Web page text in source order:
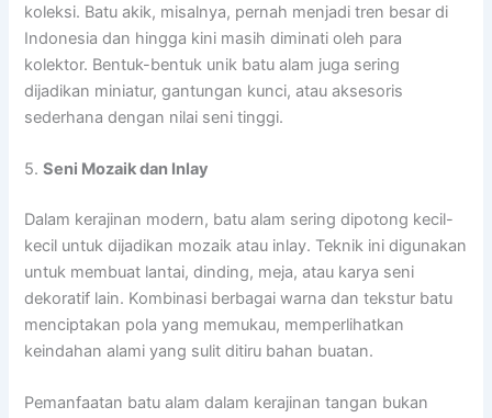
koleksi. Batu akik, misalnya, pernah menjadi tren besar di
Indonesia dan hingga kini masih diminati oleh para
kolektor. Bentuk-bentuk unik batu alam juga sering
dijadikan miniatur, gantungan kunci, atau aksesoris
sederhana dengan nilai seni tinggi.
5.Seni Mozaik dan Inlay
Dalam kerajinan modern, batu alam sering dipotong kecil-
kecil untuk dijadikan mozaik atau inlay. Teknik ini digunakan
untuk membuat lantai, dinding, meja, atau karya seni
dekoratif lain. Kombinasi berbagai warna dan tekstur batu
menciptakan pola yang memukau, memperlihatkan
keindahan alami yang sulit ditiru bahan buatan.
Pemanfaatan batu alam dalam kerajinan tangan bukan